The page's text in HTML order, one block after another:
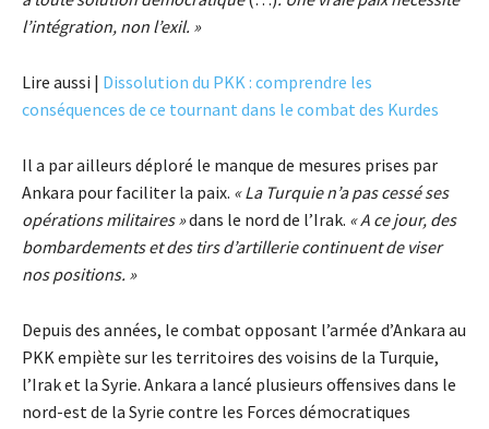
l’intégration, non l’exil. »
Lire aussi | Dissolution du PKK : comprendre les
conséquences de ce tournant dans le combat des Kurdes
Il a par ailleurs déploré le manque de mesures prises par
Ankara pour faciliter la paix. « La Turquie n’a pas cessé ses
opérations militaires »dans le nord de l’Irak. « A ce jour, des
bombardements et des tirs d’artillerie continuent de viser
nos positions. »
Depuis des années, le combat opposant l’armée d’Ankara au
PKK empiète sur les territoires des voisins de la Turquie,
l’Irak et la Syrie. Ankara a lancé plusieurs offensives dans le
nord-est de la Syrie contre les Forces démocratiques